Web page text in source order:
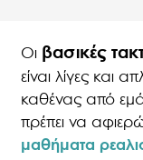
Οι βασικές
είναι λίγες και
καθένας από
πρέπει να
μαθήματα